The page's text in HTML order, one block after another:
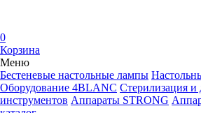
0
Корзина
Меню
Бестеневые настольные лампы
Оборудование 4BLANC Стерилизация и
инструментов Аппараты STRONG